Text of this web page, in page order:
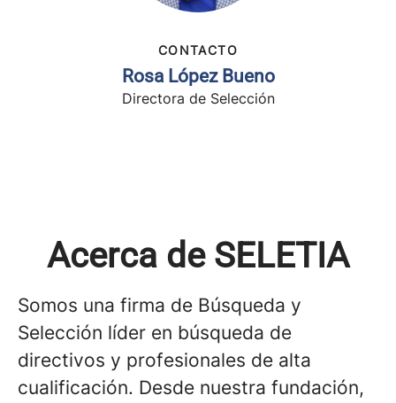
CONTACTO
Rosa López Bueno
Directora de Selección
Acerca de SELETIA
Somos una firma de Búsqueda y
Selección líder en búsqueda de
directivos y profesionales de alta
cualificación. Desde nuestra fundación,